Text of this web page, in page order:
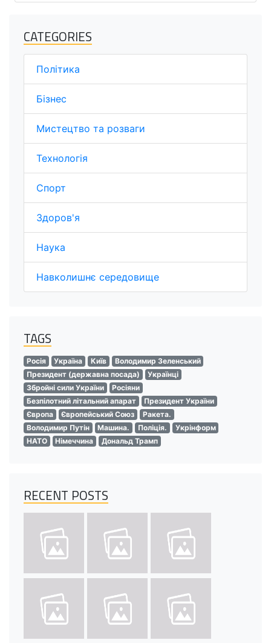
CATEGORIES
Політика
Бізнес
Мистецтво та розваги
Технологія
Спорт
Здоров'я
Наука
Навколишнє середовище
TAGS
Росія Україна Київ
Володимир Зеленський
Президент (державна посада)
Українці
Збройні сили України
Росіяни
Безпілотний літальний апарат
Президент України
Європа
Європейський Союз
Ракета.
Володимир Путін
Машина. Поліція.
Укрінформ
НАТО
Німеччина Дональд Трамп
RECENT POSTS